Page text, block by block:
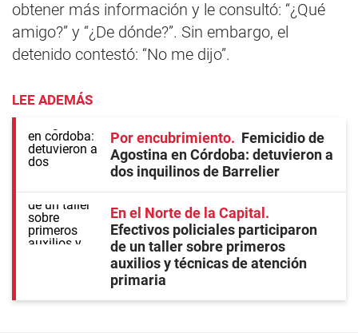
obtener más información y le consultó: “¿Qué
amigo?” y “¿De dónde?”. Sin embargo, el
detenido contestó: “No me dijo”.
LEE ADEMÁS
Por encubrimiento
Femicidio de
Agostina en Córdoba: detuvieron a
dos inquilinos de Barrelier
En el Norte de la Capital
Efectivos policiales participaron
de un taller sobre primeros
auxilios y técnicas de atención
primaria